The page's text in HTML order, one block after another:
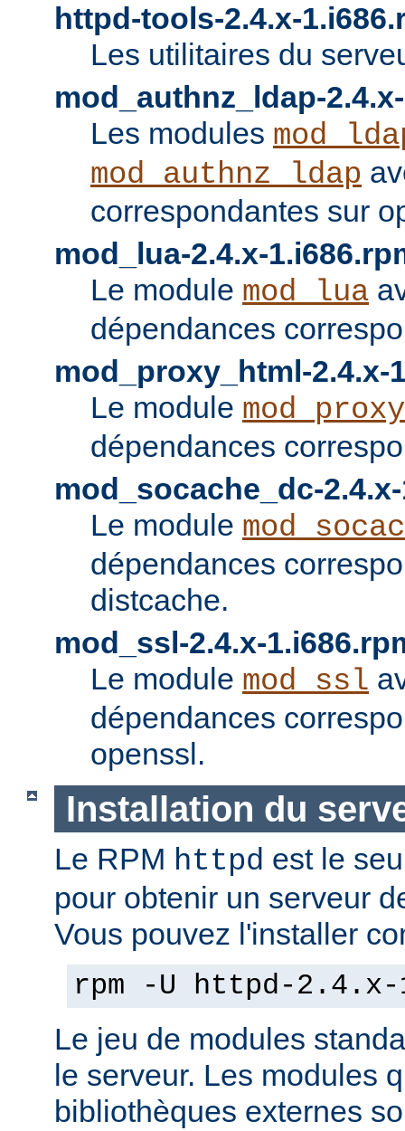
httpd-tools-2.4.x-
Les utilitaires du
mod_authnz_ldap-
Les modules
mod_authnz_ldap
correspondantes sur
mod_lua-2.4.x-
Le module mod_lua
dépendances
mod_proxy_html-2.4.x-
Le module
dépendances
mod_socache_dc-
Le module
dépendances
distcache.
mod_ssl-2.4.x-
Le module mod_ssl
dépendances
openssl.
Installation du
Le RPM httpd est le
pour obtenir un serveur
Vous pouvez l'installer
rpm -U httpd-2.4.x-
Le jeu de modules
le serveur. Les modules
bibliothèques externes